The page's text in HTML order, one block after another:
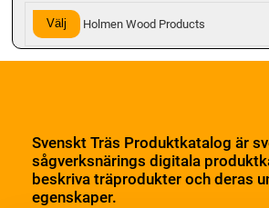
Välj Holmen Wood Products
Svenskt Träs Produktkatalog är
sågverksnärings digitala
beskriva träprodukter och deras
egenskaper.